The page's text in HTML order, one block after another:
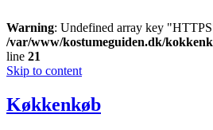
Warning: Undefined array key
/var/www/kostumeguiden.dk/
line 21
Skip to content
Køkkenkøb